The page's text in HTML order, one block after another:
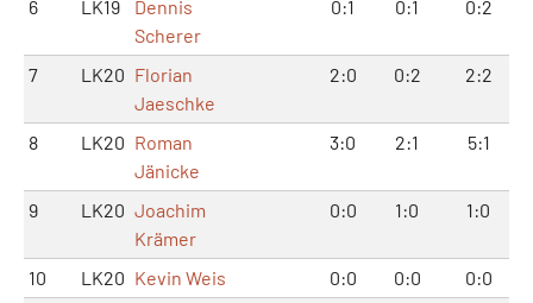
6 LK19
Dennis
Scherer
0:1 0:1 0:2
7 LK20 Florian
Jaeschke
2:0 0:2 2:2
8 LK20 Roman
Jänicke
3:0 2:1 5:1
9 LK20 Joachim
Krämer
0:0 1:0 1:0
10 LK20 Kevin Weis 0:0 0:0
0:0